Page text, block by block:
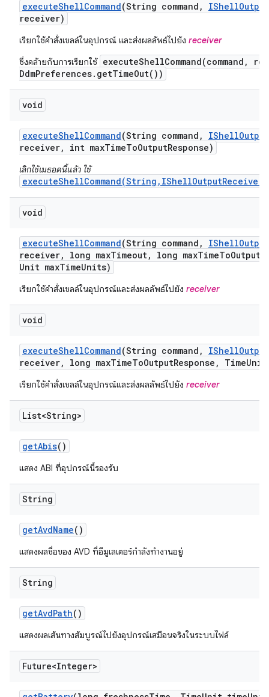
executeShellCommand(String command , IShellOutput
receiver)
เรียกใช้คำสั่งเชลล์ในอุปกรณ์ และส่งผลลัพธ์ไปยัง receiver
ซึ่งคล้ายกับการเรียกใช้ executeShellCommand(command,
DdmPreferences.getTimeOut())
void
executeShellCommand(String command , IShellOutput
receiver, int maxTimeToOutputResponse)
เลิกใช้เมธอดนี้แล้ว ใช้
void
executeShellCommand(String command , IShellOutput
receiver, long maxTimeout, long maxTimeToOutput
Unit maxTimeUnits)
เรียกใช้คำสั่งเชลล์ในอุปกรณ์และส่งผลลัพธ์ไปยัง receiver
void
executeShellCommand(String command , IShellOutput
receiver, long maxTimeToOutputResponse , TimeUnit
เรียกใช้คำสั่งเชลล์ในอุปกรณ์และส่งผลลัพธ์ไปยัง receiver
List<String>
getAbis()
แสดง ABI ที่อุปกรณ์นี้รองรับ
String
getAvdName()
แสดงผลชื่อของ AVD ที่อีมูเลเตอร์กำลังทำงานอยู่
String
getAvdPath()
แสดงผลเส้นทางสัมบูรณ์ไปยังอุปกรณ์เสมือนจริงในระบบไฟล์
Future<Integer>